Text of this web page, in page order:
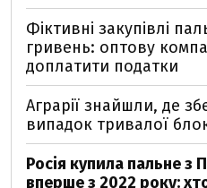
Фіктивні закупівлі
гривень: оптову
доплатити податки
Аграрії знайшли, де
випадок тривалої
Росія купила пальне з
вперше з 2022 року: